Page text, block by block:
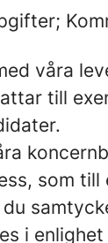
våra
till
som
du
i